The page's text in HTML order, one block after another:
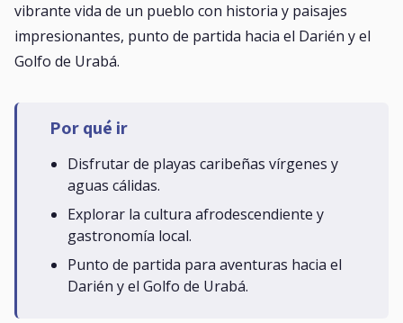
vibrante vida de un pueblo con historia y paisajes
impresionantes, punto de partida hacia el Darién y el
Golfo de Urabá.
Por qué ir
Disfrutar de playas caribeñas vírgenes y
aguas cálidas.
Explorar la cultura afrodescendiente y
gastronomía local.
Punto de partida para aventuras hacia el
Darién y el Golfo de Urabá.